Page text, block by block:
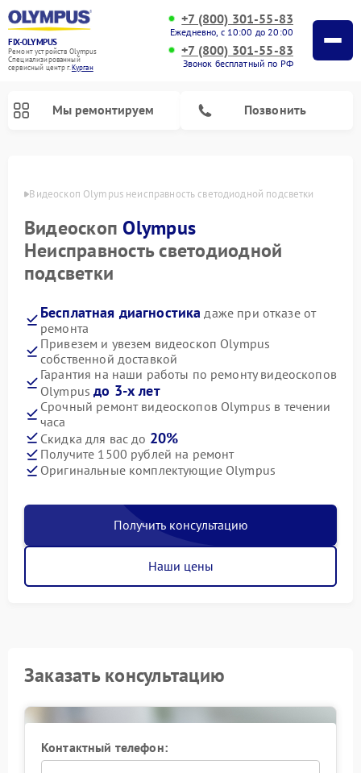
FIX-OLYMPUS
Ремонт устройств Olympus
Специализированный
cервисный центр г.Курган
+7 (800) 301-55-83
Ежедневно, с 10:00 до 20:00
+7 (800) 301-55-83
Звонок бесплатный по РФ
Мы ремонтируем Позвонить
Видеоскоп Olympus неисправность светодиодной подсветки
Видеоскоп Olympus
Неисправность светодиодной
подсветки
Бесплатная диагностика даже при отказе от
ремонта
Привезем и увезем видеоскоп Olympus
собственной доставкой
Гарантия на наши работы по ремонту видеоскопов
Olympusдо 3-х лет
Срочный ремонт видеоскопов Olympus в течении
часа
Скидка для вас до 20%
Получите 1500 рублей на ремонт
Оригинальные комплектующие Olympus
Получить консультацию
Наши цены
Заказать консультацию
Контактный телефон: